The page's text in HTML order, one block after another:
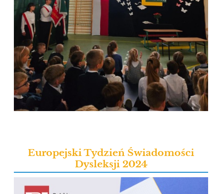
Europejski Tydzień Świadomości
Dysleksji 2024